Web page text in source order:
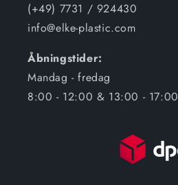
(+49) 7731 / 924430
info@elke-plastic.com
Åbningstider:
Mandag - fredag
8:00 - 12:00 & 13:00 - 17:00